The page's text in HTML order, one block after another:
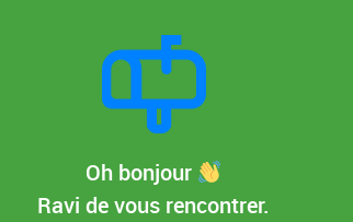
Oh bonjour
Ravi de vous rencontrer.